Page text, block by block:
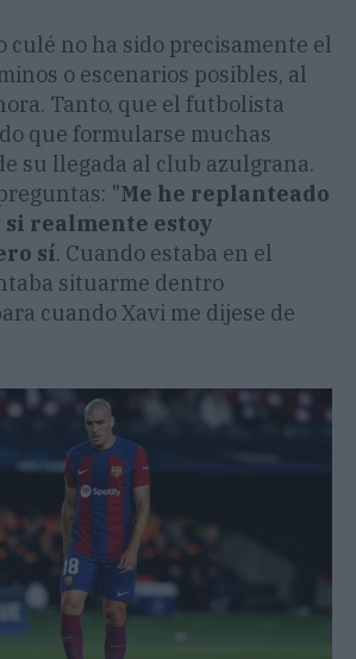
culé no ha sido precisamente el
o escenarios posibles, al
Tanto, que el futbolista
que formularse muchas
su llegada al club azulgrana.
"Me he replanteado
si realmente estoy
sí. Cuando estaba en el
situarme dentro
cuando Xavi me dijese de